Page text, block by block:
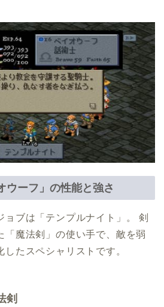
ウーフ」の性能と強さ
ョブは「テンプルナイト」。 剣
「魔法剣」の使い手で、敵を弱
たスペシャリストです。
剣